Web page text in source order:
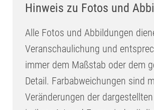
Hinweis zu Fotos und
Alle Fotos und Abbildungen
Veranschaulichung und
immer dem Maßstab oder dem
Detail. Farbabweichungen sind
Veränderungen der